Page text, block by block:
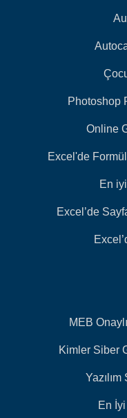
Photoshop
Online
Excel'de
En
Excel’de
MEB
Kimler Siber
En